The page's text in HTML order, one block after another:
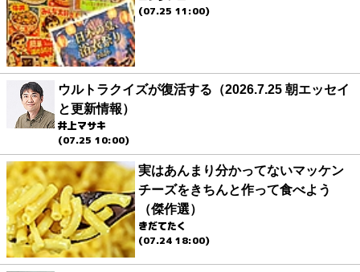
(07.25 11:00)
ウルトラクイズが復活する（2026.7.25 朝エッセイ
と更新情報）
井上マサキ
(07.25 10:00)
実はあんまり分かってないマッケン
チーズをきちんと作って食べよう
（傑作選）
きだてたく
(07.24 18:00)